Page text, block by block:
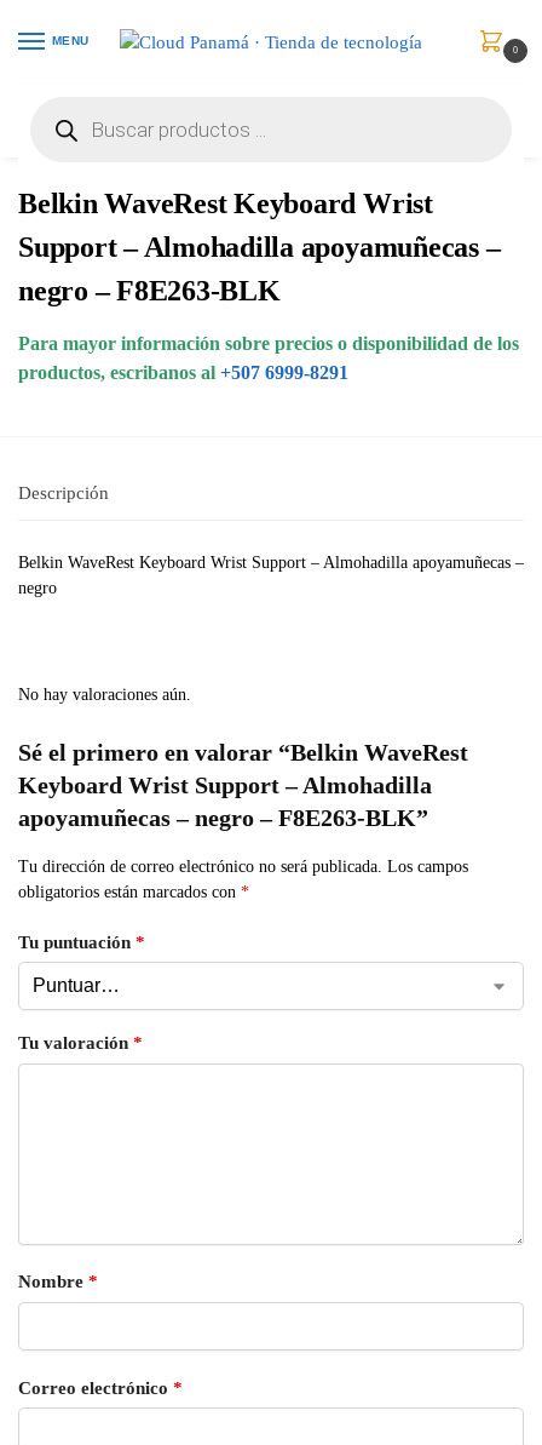
MENU
0
Belkin WaveRest Keyboard Wrist
Support – Almohadilla apoyamuñecas –
negro – F8E263-BLK
Para mayor información sobre precios o disponibilidad de los
productos, escribanos al +507 6999-8291
Descripción
Belkin WaveRest Keyboard Wrist Support – Almohadilla apoyamuñecas –
negro
No hay valoraciones aún.
Sé el primero en valorar “Belkin WaveRest
Keyboard Wrist Support – Almohadilla
apoyamuñecas – negro – F8E263-BLK”
Tu dirección de correo electrónico no será publicada. Los campos
obligatorios están marcados con *
Tu puntuación *
Tu valoración *
Nombre *
Correo electrónico *